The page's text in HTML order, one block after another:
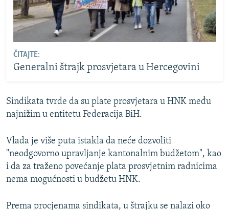
ČITAJTE:
Generalni štrajk prosvjetara u Hercegovini
Sindikata tvrde da su plate prosvjetara u HNK među
najnižim u entitetu Federacija BiH.
Vlada je više puta istakla da neće dozvoliti
"neodgovorno upravljanje kantonalnim budžetom", kao
i da za traženo povećanje plata prosvjetnim radnicima
nema mogućnosti u budžetu HNK.
Prema procjenama sindikata, u štrajku se nalazi oko